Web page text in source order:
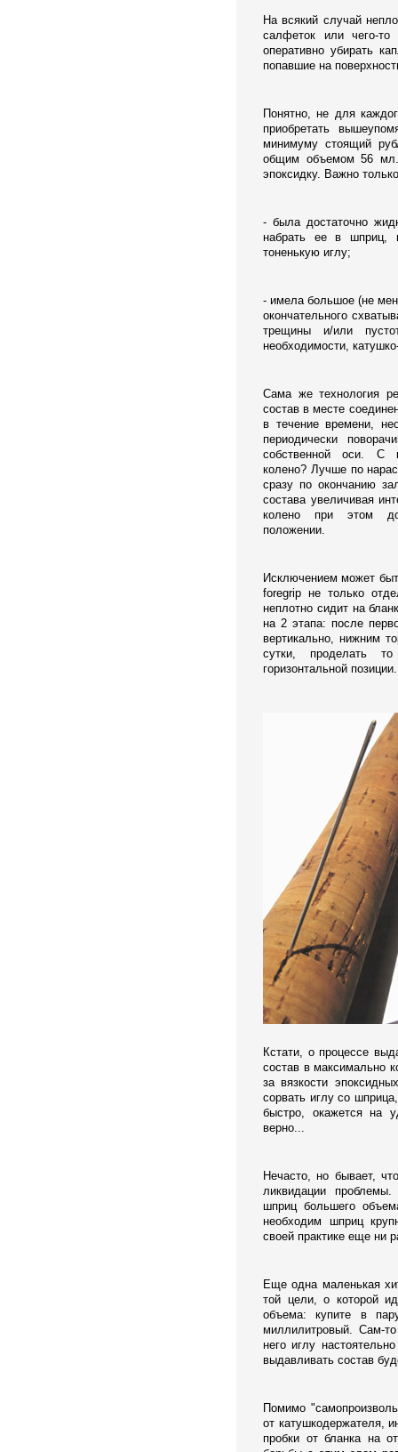
На всякий случай
салфеток или чего-
оперативно убирать
попавшие на
Понятно, не для
приобретать
минимуму стоящий
общим объемом 56
эпоксидку. Важно
- была достаточно
набрать ее в шприц,
тоненькую иглу;
- имела большое (не
окончательного
трещины и/или
необходимости,
Сама же технология
состав в месте
в течение времени,
периодически
собственной оси. С
колено? Лучше по
сразу по окончанию
состава увеличивая
колено при этом
положении.
Исключением может
foregrip не только
неплотно сидит на
на 2 этапа: после
вертикально, нижним
сутки, проделать
горизонтальной позиции.
Кстати, о процессе
состав в максимально
за вязкости
сорвать иглу со
быстро, окажется на
верно...
Нечасто, но бывает,
ликвидации
шприц большего
необходим шприц
своей практике еще ни
Еще одна маленькая
той цели, о которой
объема: купите в
миллилитровый. Сам-
него иглу
выдавливать состав
Помимо
от катушкодержателя,
пробки от бланка на